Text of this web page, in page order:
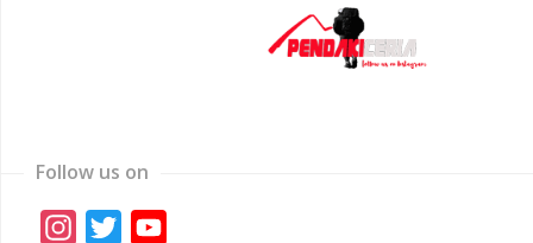
Follow us on
Instagram
Twitter